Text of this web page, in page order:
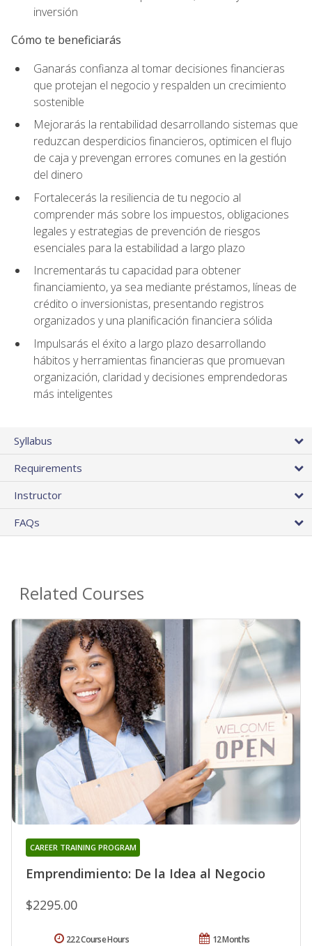
inversión
Cómo te beneficiarás
Ganarás confianza al tomar decisiones financieras
que protejan el negocio y respalden un crecimiento
sostenible
Mejorarás la rentabilidad desarrollando sistemas que
reduzcan desperdicios financieros, optimicen el flujo
de caja y prevengan errores comunes en la gestión
del dinero
Fortalecerás la resiliencia de tu negocio al
comprender más sobre los impuestos, obligaciones
legales y estrategias de prevención de riesgos
esenciales para la estabilidad a largo plazo
Incrementarás tu capacidad para obtener
financiamiento, ya sea mediante préstamos, líneas de
crédito o inversionistas, presentando registros
organizados y una planificación financiera sólida
Impulsarás el éxito a largo plazo desarrollando
hábitos y herramientas financieras que promuevan
organización, claridad y decisiones emprendedoras
más inteligentes
Syllabus
Requirements
Instructor
FAQs
Related Courses
Emprendimiento: De la Idea al Negocio
CAREER TRAINING PROGRAM
$2295.00
12 Months
222 Course Hours